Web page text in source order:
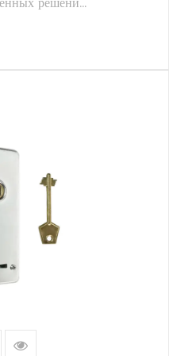
безопасности высшего
разработаны с учетом
в безопасности. Наши
доступные в различных
только защищают вашу
эстетику. Доверяйте
спокойствию. Выберите
70 мм и оцените
ДАЛЕЕ